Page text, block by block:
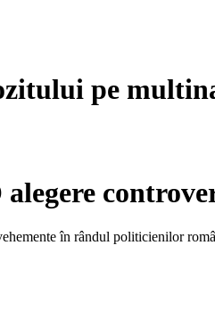
pe
în rândul politicienilor